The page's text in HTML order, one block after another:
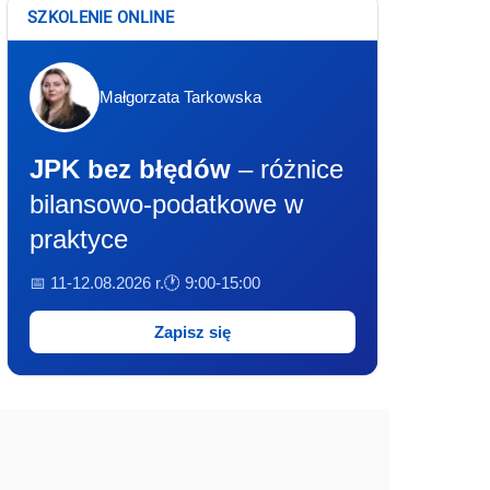
SZKOLENIE ONLINE
Małgorzata Tarkowska
JPK bez błędów – różnice
bilansowo-podatkowe w
praktyce
📅 11-12.08.2026 r.🕐 9:00-15:00
Zapisz się